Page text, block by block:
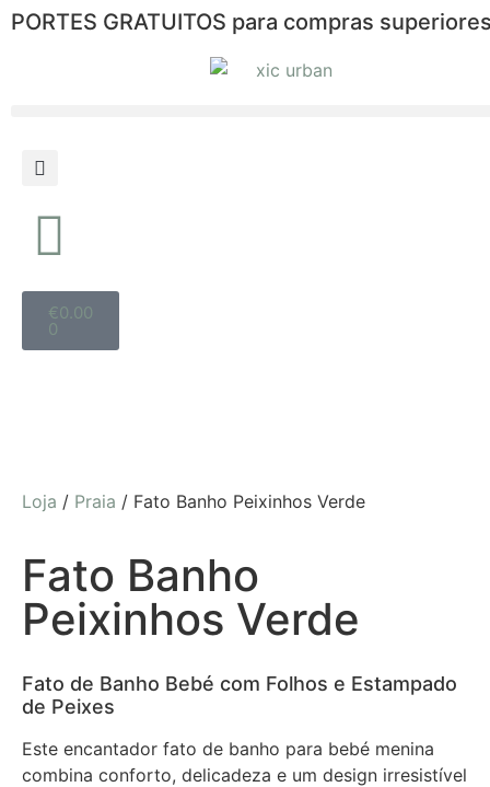
PORTES GRATUITOS para compras
€0.00
0
Loja / Praia / Fato Banho Peixinhos Verde
Fato Banho
Peixinhos Verde
Fato de Banho Bebé com Folhos e Estampado
de Peixes
Este encantador fato de banho para bebé menina
combina conforto, delicadeza e um design irresistível